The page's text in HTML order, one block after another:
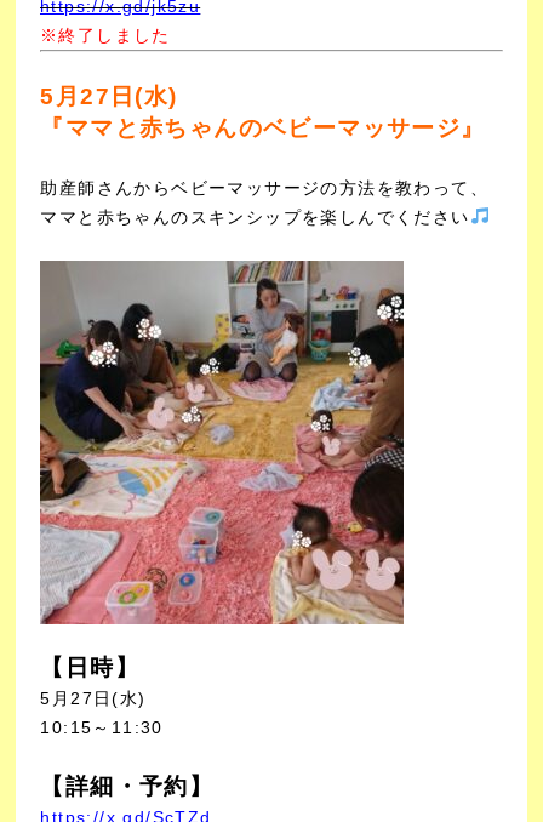
https://x.gd/jk5zu
※終了しました
5月27日(水)
『ママと赤ちゃんのベビーマッサージ』
助産師さんからベビーマッサージの方法を教わって、
ママと赤ちゃんのスキンシップを楽しんでください
【日時】
5月27日(水)
10:15～11:30
【詳細・予約】
https://x.gd/ScTZd